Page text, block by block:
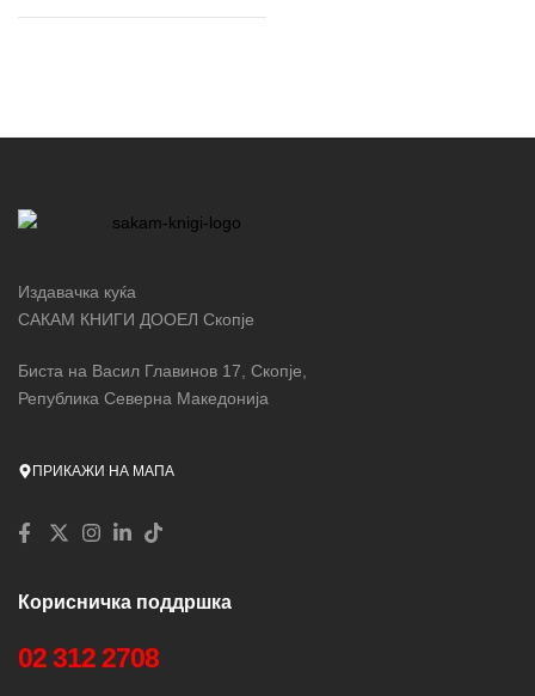
Издавачка куќа
САКАМ КНИГИ ДООЕЛ Скопје
Биста на Васил Главинов 17, Скопје,
Република Северна Македонија
ПРИКАЖИ НА МАПА
Корисничка поддршка
02 312 2708